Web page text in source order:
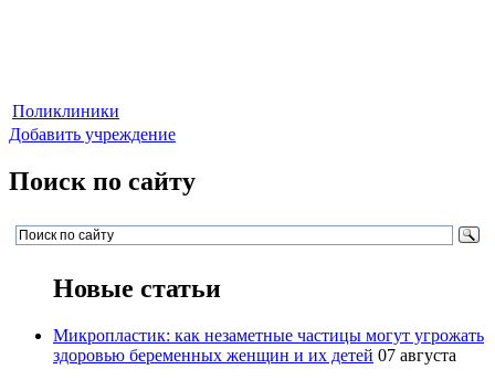
Поликлиники
Добавить учреждение
Поиск по сайту
Новые статьи
Микропластик: как незаметные частицы могут угрожать
здоровью беременных женщин и их детей 07 августа